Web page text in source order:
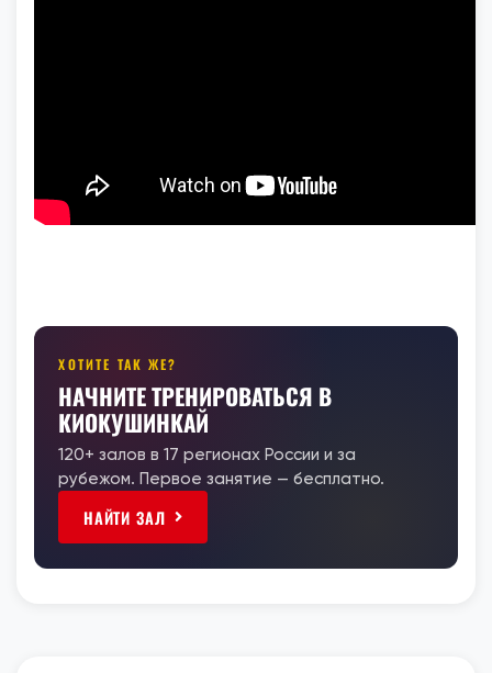
ХОТИТЕ ТАК ЖЕ?
НАЧНИТЕ ТРЕНИРОВАТЬСЯ В
КИОКУШИНКАЙ
120+ залов в 17 регионах России и за
рубежом. Первое занятие — бесплатно.
НАЙТИ ЗАЛ